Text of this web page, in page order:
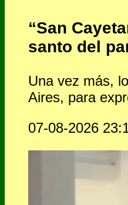
“San
santo del
Una vez más,
Aires, para
07-08-2026